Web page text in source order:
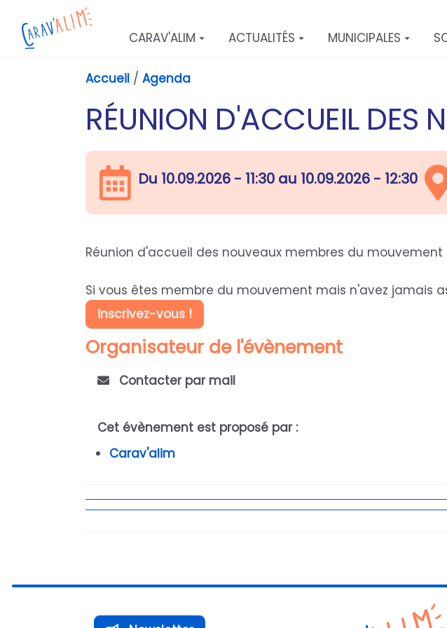
Aller au contenu principal
CARAV'ALIM
ACTUALITÉS MUNICIPALES
Accueil / Agenda
RÉUNION D'ACCUEIL DES
Du 10.09.2026 - 11:30 au 10.09.2026 - 12:30
Réunion d'accueil des nouveaux membres du mouvement
Si vous êtes membre du mouvement mais n'avez jamais
inscrivez-vous !
Organisateur de l'évènement
Contacter par mail
Cet évènement est proposé par :
Carav'alim